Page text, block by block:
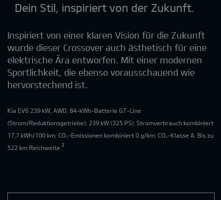
Dein Stil, inspiriert von der Zukunft.
Inspiriert von einer klaren Vision für die Zukunft
wurde dieser Crossover auch ästhetisch für eine
elektrische Ära entworfen. Mit einer modernen
Sportlichkeit, die ebenso vorausschauend wie
hervorstechend ist.
Kia EV6 239 kW, AWD, 84-kWh-Batterie GT-Line
(Strom/Reduktionsgetriebe); 239 kW (325 PS): Stromverbrauch kombiniert
17,7 kWh/100 km; CO₂-Emissionen kombiniert 0 g/km; CO₂-Klasse A. Bis zu
522 km Reichweite. ²